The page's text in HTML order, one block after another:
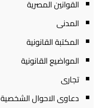
القوانين المصرية
المدنى
المكتبة القانونية
المواضيع القانونية
تجارى
دعاوى الاحوال الشخصية